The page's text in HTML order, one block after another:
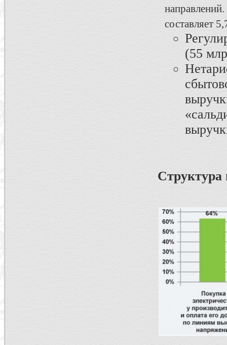
составляет
(55
Структура